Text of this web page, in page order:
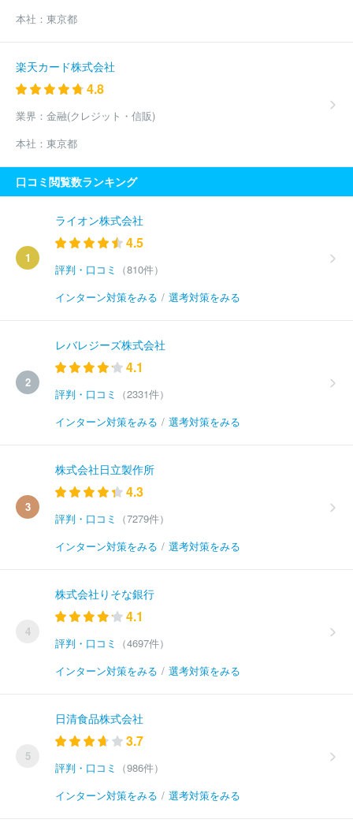
本社： 東京都
楽天カード株式会社
4.8
業界： 金融(クレジット・信販)
本社： 東京都
口コミ閲覧数ランキング
1
ライオン株式会社
4.5
評判・口コミ
（810件）
インターン対策をみる / 選考対策をみる
2
レバレジーズ株式会社
4.1
評判・口コミ
（2331件）
インターン対策をみる / 選考対策をみる
3
株式会社日立製作所
4.3
評判・口コミ
（7279件）
インターン対策をみる / 選考対策をみる
4
株式会社りそな銀行
4.1
評判・口コミ
（4697件）
インターン対策をみる / 選考対策をみる
5
日清食品株式会社
3.7
評判・口コミ
（986件）
インターン対策をみる / 選考対策をみる